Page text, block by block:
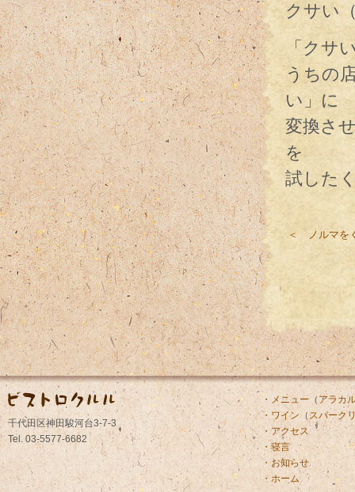
クサい
「クサ
うちの
い」に
変換さ
を
試した
＜ ノルマを
千代田区神田駿河台3-7-3
Tel. 03-5577-6682
・メニュー（ アラカ
・ワイン （スパーク
・アクセス
・寝言
・お知らせ
・ホーム